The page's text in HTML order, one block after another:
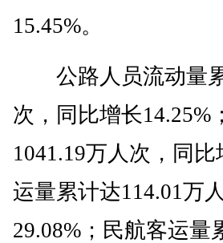
15.45%。
公路人员流动量累
次，同比增长14.25%
1041.19万人次，同
运量累计达114.01万
29.08%；民航客运量